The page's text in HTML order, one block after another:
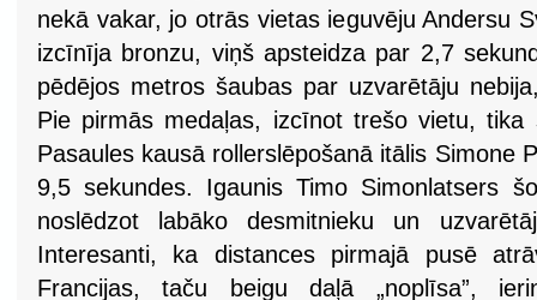
nekā vakar, jo otrās vietas ieguvēju Andersu
izcīnīja bronzu, viņš apsteidza par 2,7
pēdējos metros šaubas par uzvarētāju
Pie pirmās medaļas, izcīnot trešo vietu, tika
Pasaules kausā rollerslēpošanā itālis Simone
9,5 sekundes. Igaunis Timo Simonlatsers
noslēdzot labāko desmitnieku un
Interesanti, ka distances pirmajā pusē
Francijas, taču beigu daļā „noplīsa”,